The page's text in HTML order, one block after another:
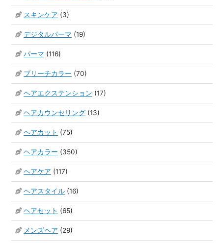
スキンケア (3)
デジタルパーマ (19)
パーマ (116)
ブリーチカラー (70)
ヘアエクステンション (17)
ヘアカウンセリング (13)
ヘアカット (75)
ヘアカラー (350)
ヘアケア (117)
ヘアスタイル (16)
ヘアセット (65)
メンズヘア (29)